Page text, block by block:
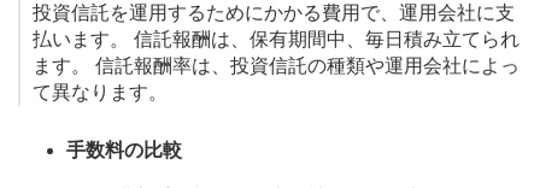
投資信託を運用するためにかかる費用で、運用会社に支
払います。 信託報酬は、保有期間中、毎日積み立てられ
ます。 信託報酬率は、投資信託の種類や運用会社によっ
て異なります。
手数料の比較